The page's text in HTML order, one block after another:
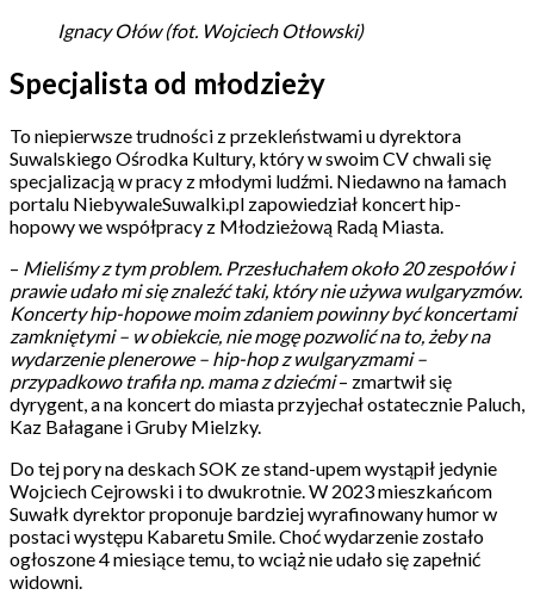
Ignacy Ołów (fot. Wojciech Otłowski)
Specjalista od młodzieży
To niepierwsze trudności z przekleństwami u dyrektora
Suwalskiego Ośrodka Kultury, który w swoim CV chwali się
specjalizacją w pracy z młodymi ludźmi. Niedawno na łamach
portalu NiebywaleSuwalki.pl zapowiedział koncert hip-
hopowy we współpracy z Młodzieżową Radą Miasta.
– Mieliśmy z tym problem. Przesłuchałem około 20 zespołów i
prawie udało mi się znaleźć taki, który nie używa wulgaryzmów.
Koncerty hip-hopowe moim zdaniem powinny być koncertami
zamkniętymi – w obiekcie, nie mogę pozwolić na to, żeby na
wydarzenie plenerowe – hip-hop z wulgaryzmami –
przypadkowo trafiła np. mama z dziećmi– zmartwił się
dyrygent, a na koncert do miasta przyjechał ostatecznie Paluch,
Kaz Bałagane i Gruby Mielzky.
Do tej pory na deskach SOK ze stand-upem wystąpił jedynie
Wojciech Cejrowski i to dwukrotnie. W 2023 mieszkańcom
Suwałk dyrektor proponuje bardziej wyrafinowany humor w
postaci występu Kabaretu Smile. Choć wydarzenie zostało
ogłoszone 4 miesiące temu, to wciąż nie udało się zapełnić
widowni.